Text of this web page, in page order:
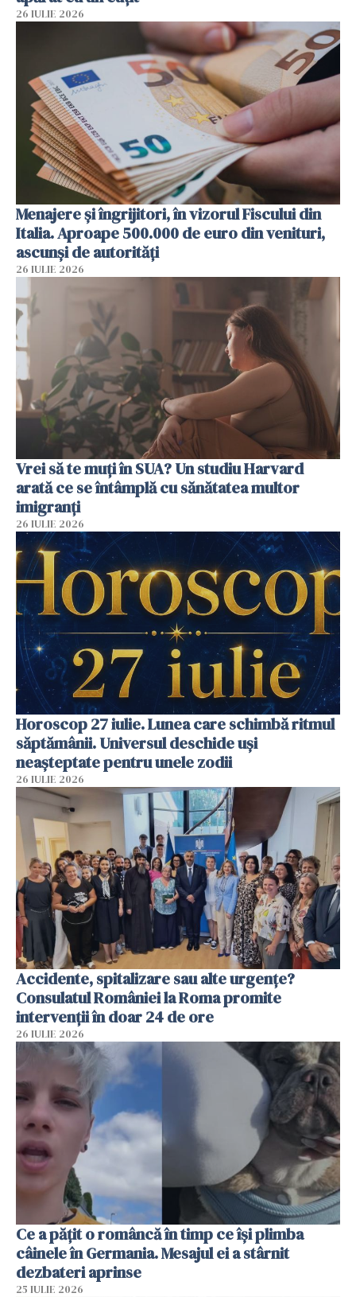
26 IULIE 2026
Menajere și îngrijitori, în vizorul Fiscului din
Italia. Aproape 500.000 de euro din venituri,
ascunși de autorități
26 IULIE 2026
Vrei să te muți în SUA? Un studiu Harvard
arată ce se întâmplă cu sănătatea multor
imigranți
26 IULIE 2026
Horoscop 27 iulie. Lunea care schimbă ritmul
săptămânii. Universul deschide uși
neașteptate pentru unele zodii
26 IULIE 2026
Accidente, spitalizare sau alte urgențe?
Consulatul României la Roma promite
intervenții în doar 24 de ore
26 IULIE 2026
Ce a pățit o româncă în timp ce își plimba
câinele în Germania. Mesajul ei a stârnit
dezbateri aprinse
25 IULIE 2026